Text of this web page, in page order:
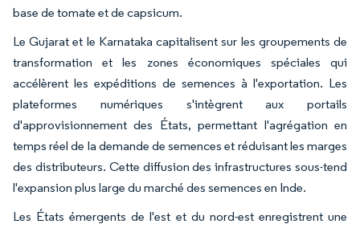
base de tomate et de capsicum.
Le Gujarat et le Karnataka capitalisent sur les groupements de
transformation et les zones économiques spéciales qui
accélèrent les expéditions de semences à l'exportation. Les
plateformes numériques s'intègrent aux portails
d'approvisionnement des États, permettant l'agrégation en
temps réel de la demande de semences et réduisant les marges
des distributeurs. Cette diffusion des infrastructures sous-tend
l'expansion plus large du marché des semences en Inde.
Les États émergents de l'est et du nord-est enregistrent une